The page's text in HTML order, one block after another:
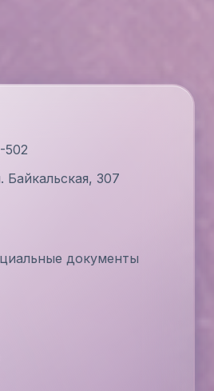
502
Байкальская, 307
документы